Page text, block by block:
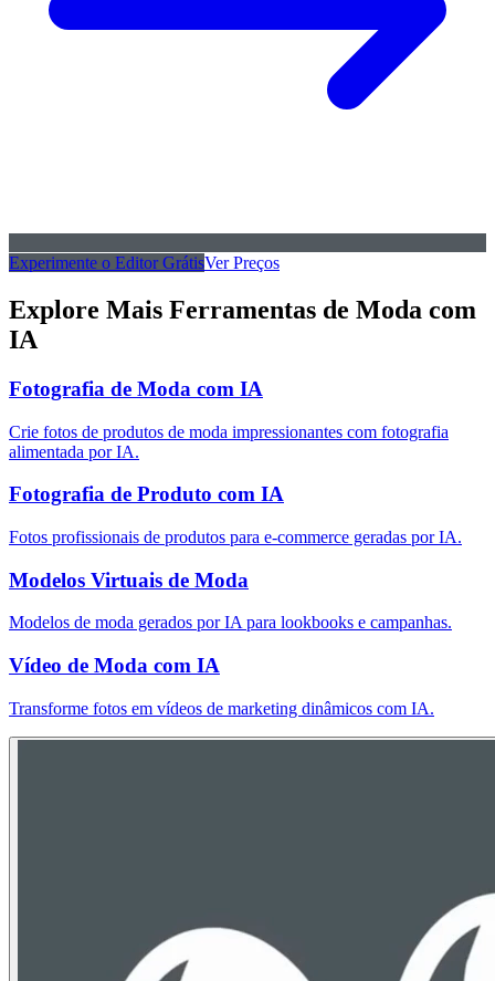
Experimente o Editor GrátisVer Preços
Explore Mais Ferramentas de Moda com
IA
Fotografia de Moda com IA
Crie fotos de produtos de moda impressionantes com fotografia
alimentada por IA.
Fotografia de Produto com IA
Fotos profissionais de produtos para e-commerce geradas por IA.
Modelos Virtuais de Moda
Modelos de moda gerados por IA para lookbooks e campanhas.
Vídeo de Moda com IA
Transforme fotos em vídeos de marketing dinâmicos com IA.